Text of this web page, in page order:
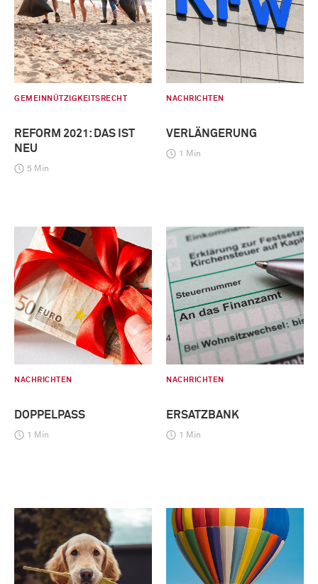
GEMEINNÜTZIGKEITSRECHT
REFORM 2021: DAS IST
NEU
5 Min
NACHRICHTEN
VERLÄNGERUNG
1 Min
NACHRICHTEN
DOPPELPASS
1 Min
NACHRICHTEN
ERSATZBANK
1 Min